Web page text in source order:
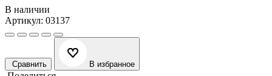
В наличии
Артикул: 03137
Сравнить В избранное